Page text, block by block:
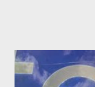
toch iets anders
lezen, biebmuts.